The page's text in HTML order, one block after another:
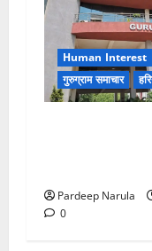
Human Interest
गुरुग्राम समाचार
Pardeep Narula
0